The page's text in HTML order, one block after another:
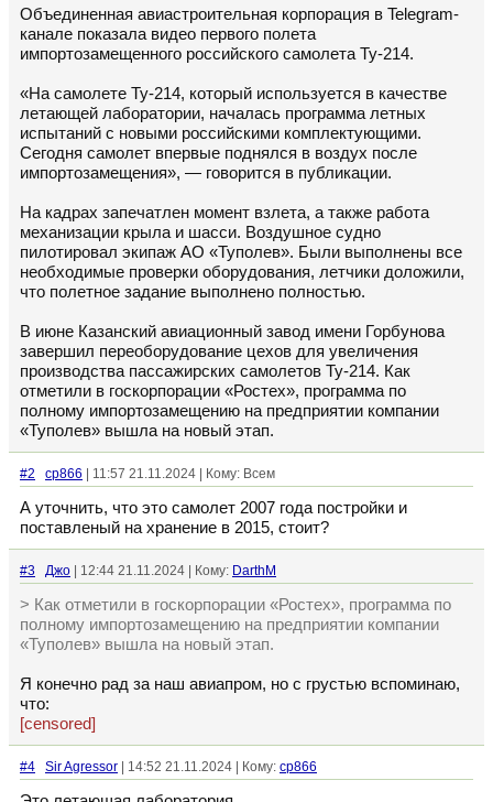
Объединенная авиастроительная корпорация в Telegram-
канале показала видео первого полета
импортозамещенного российского самолета Ту-214.
«На самолете Ту-214, который используется в качестве
летающей лаборатории, началась программа летных
испытаний с новыми российскими комплектующими.
Сегодня самолет впервые поднялся в воздух после
импортозамещения», — говорится в публикации.
На кадрах запечатлен момент взлета, а также работа
механизации крыла и шасси. Воздушное судно
пилотировал экипаж АО «Туполев». Были выполнены все
необходимые проверки оборудования, летчики доложили,
что полетное задание выполнено полностью.
В июне Казанский авиационный завод имени Горбунова
завершил переоборудование цехов для увеличения
производства пассажирских самолетов Ту-214. Как
отметили в госкорпорации «Ростех», программа по
полному импортозамещению на предприятии компании
«Туполев» вышла на новый этап.
#2 cp866 | 11:57 21.11.2024 | Кому: Всем
А уточнить, что это самолет 2007 года постройки и
поставленый на хранение в 2015, стоит?
#3 Джо | 12:44 21.11.2024 | Кому: DarthM
> Как отметили в госкорпорации «Ростех», программа по
полному импортозамещению на предприятии компании
«Туполев» вышла на новый этап.
Я конечно рад за наш авиапром, но с грустью вспоминаю,
что:
[censored]
#4 Sir Agressor | 14:52 21.11.2024 | Кому: cp866